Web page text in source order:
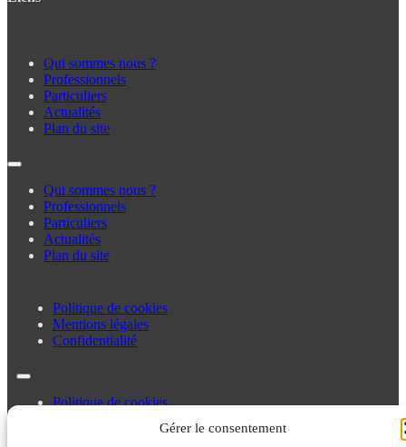
Gérer le consentement
Qui sommes nous ?
Professionnels
Particuliers
Actualités
Plan du site
Qui sommes nous ?
Professionnels
Particuliers
Actualités
Plan du site
Politique de cookies
Mentions légales
Confidentialité
Politique de cookies